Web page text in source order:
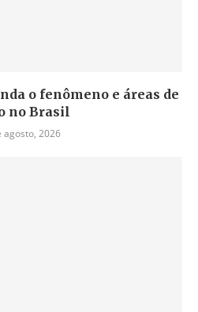
o fenômeno e áreas de
no Brasil
agosto, 2026